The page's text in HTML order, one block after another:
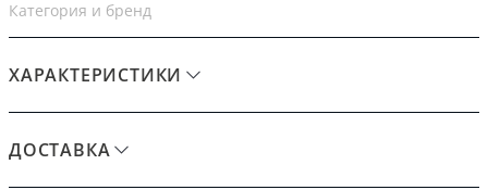
Категория и бренд
ХАРАКТЕРИСТИКИ
ДОСТАВКА